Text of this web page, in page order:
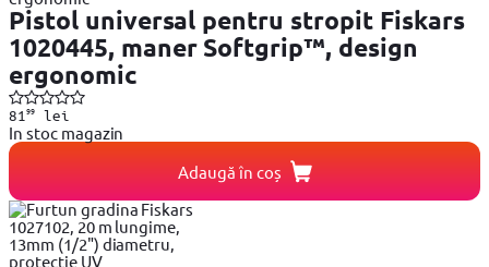
Pistol universal pentru stropit Fiskars
1020445, maner Softgrip™, design
ergonomic
81 99lei
In stoc magazin
Adaugă în coș